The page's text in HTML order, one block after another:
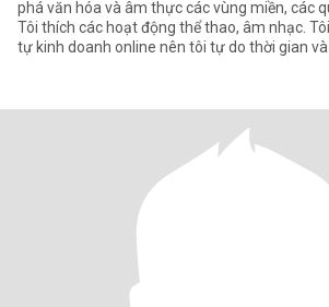
phá văn hóa và âm thực các vùng miền, các
Tôi thích các hoạt động thể thao, âm nhạc.
tự kinh doanh online nên tôi tự do thời gian